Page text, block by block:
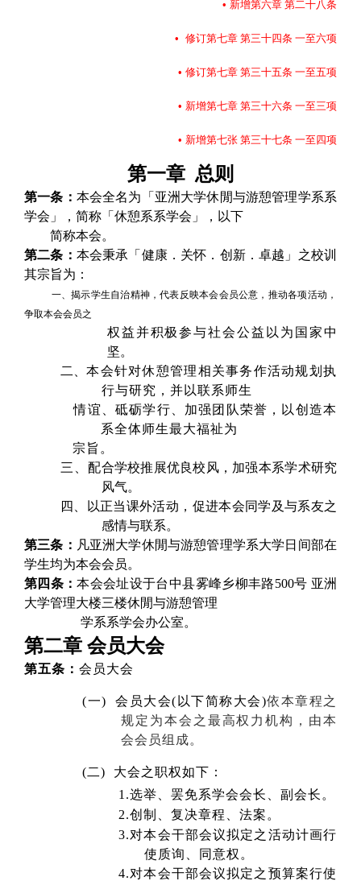
• 新增第六章 第二十八条
• 修订第七章 第三十四条 一至六项
• 修订第七章 第三十五条 一至五项
• 新增第七章 第三十六条 一至三项
• 新增第七张 第三十七条 一至四项
第一章 总则
第一条： 本会全名为「亚洲大学休閒与游憩管理学系系
学会」，简称「休憩系系学会」，以下
简称本会。
第二条： 本会秉承「健康．关怀．创新．卓越」之校训
其宗旨为：
一、揭示学生自治精神，代表反映本会会员公意，推动各项活动，
争取本会会员之
权益并积极参与社会公益以为国家中
坚。
二、本会针对休憩管理相关事务作活动规划执
行与研究，并以联系师生
情谊、砥砺学行、加强团队荣誉，以创造本
系全体师生最大福祉为
宗旨。
三、配合学校推展优良校风，加强本系学术研究
风气。
四、以正当课外活动，促进本会同学及与系友之
感情与联系。
第三条： 凡亚洲大学休閒与游憩管理学系大学日间部在
学生均为本会会员。
第四条：本会会址设于台中县雾峰乡柳丰路500号 亚洲
大学管理大楼三楼休閒与游憩管理
学系系学会办公室。
第二章 会员大会
第五条： 会员大会
(一) 会员大会(以下简称大会)依本章程之
规定为本会之最高权力机构，由本
会会员组成。
(二) 大会之职权如下：
1.选举、罢免系学会会长、副会长。
2.创制、复决章程、法案。
3.对本会干部会议拟定之活动计画行
使质询、同意权。
4.对本会干部会议拟定之预算案行使